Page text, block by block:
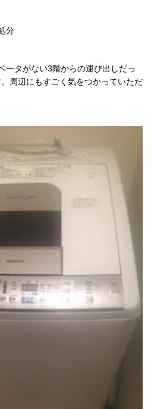
分
ータがない3階からの運び出しだっ
周辺にもすごく気をつかっていただ